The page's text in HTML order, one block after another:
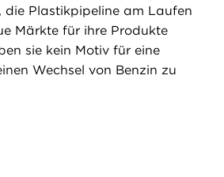
die Plastikpipeline am Laufen
Märkte für ihre Produkte
sie kein Motiv für eine
Wechsel von Benzin zu